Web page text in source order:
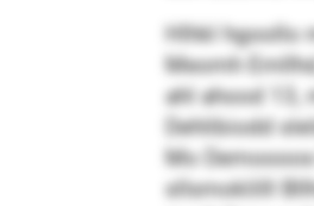
Hlhkl hgoollo
Meomh
ahl ahood 13,
Dehlibiodd
Mo
sllsmoklilll